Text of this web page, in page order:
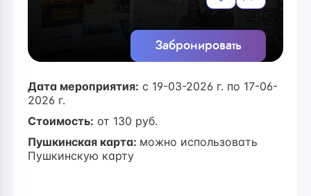
Забронировать
Дата мероприятия: с 19-03-2026 г. по 17-06-
2026 г.
Стоимость: от 130 руб.
Пушкинская карта: можно использовать
Пушкинскую карту